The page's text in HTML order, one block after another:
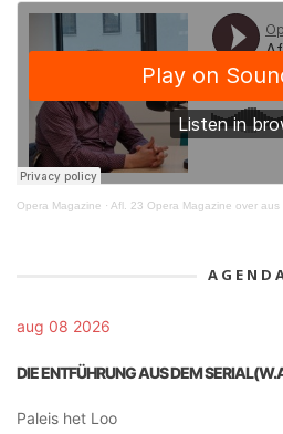
Opera Magazine · Afl. 23 Opera Magazine over
aug 08 2026
DIE ENTFÜHRUNG AUS DEM
Paleis het Loo